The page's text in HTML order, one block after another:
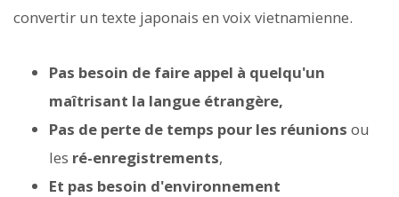
convertir un texte japonais en voix vietnamienne.
Pas besoin de faire appel à quelqu'un
maîtrisant la langue étrangère,
Pas de perte de temps pour les réunions ou
les ré-enregistrements,
Et pas besoin d'environnement